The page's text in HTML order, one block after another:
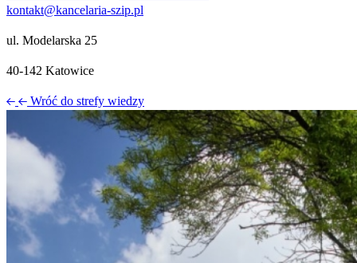
kontakt@kancelaria-szip.pl
ul. Modelarska 25
40‑142 Katowice
Wróć do strefy wiedzy